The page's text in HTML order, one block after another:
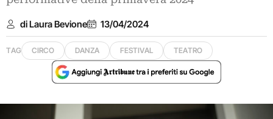
di Laura Bevione 13/04/2024
TAG CIRCO DANZA FESTIVAL TEATRO